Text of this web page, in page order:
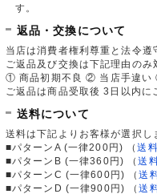
す。
返品・交換について
当店は消費者権利尊重と法令遵
ご返品及び交換は下記理由のみ
① 商品初期不良 ② 当店手違い
ご返品は商品受取後 3日以内に
送料について
送料は下記よりお客様が選択し
■パターンA (一律200円)
（送
■パターンB (一律360円)
（送
■パターンC (一律600円)
（送
■パターンD (一律900円)
（送